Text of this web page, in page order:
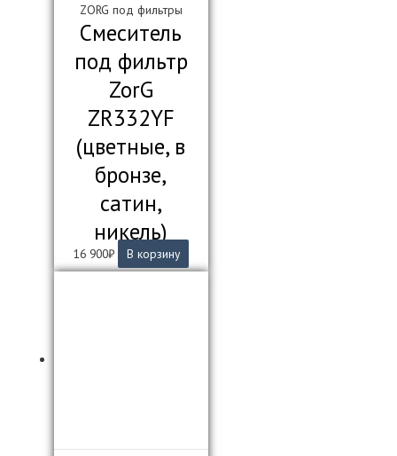
ZORG под фильтры
Смеситель
под фильтр
ZorG
ZR332YF
(цветные, в
бронзе,
сатин,
никель)
16 900₽ В корзину